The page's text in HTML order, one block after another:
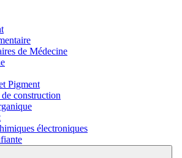
de Médecine
Pigment
construction
électroniques